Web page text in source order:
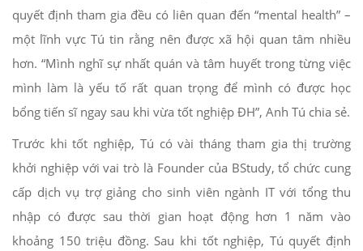
quyết định tham gia đều có liên quan đến “mental health” –
một lĩnh vực Tú tin rằng nên được xã hội quan tâm nhiều
hơn. “Mình nghĩ sự nhất quán và tâm huyết trong từng việc
mình làm là yếu tố rất quan trọng để mình có được học
bổng tiến sĩ ngay sau khi vừa tốt nghiệp ĐH”, Anh Tú chia sẻ.
Trước khi tốt nghiệp, Tú có vài tháng tham gia thị trường
khởi nghiệp với vai trò là Founder của BStudy, tổ chức cung
cấp dịch vụ trợ giảng cho sinh viên ngành IT với tổng thu
nhập có được sau thời gian hoạt động hơn 1 năm vào
khoảng 150 triệu đồng. Sau khi tốt nghiệp, Tú quyết định